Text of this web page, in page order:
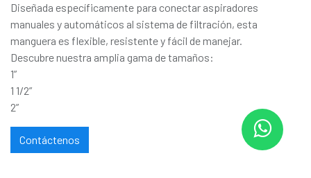
Diseñada específicamente para conectar aspiradores
manuales y automáticos al sistema de filtración, esta
manguera es flexible, resistente y fácil de manejar.
Descubre nuestra amplia gama de tamaños:
1”
1 1/2”
2”
Contáctenos